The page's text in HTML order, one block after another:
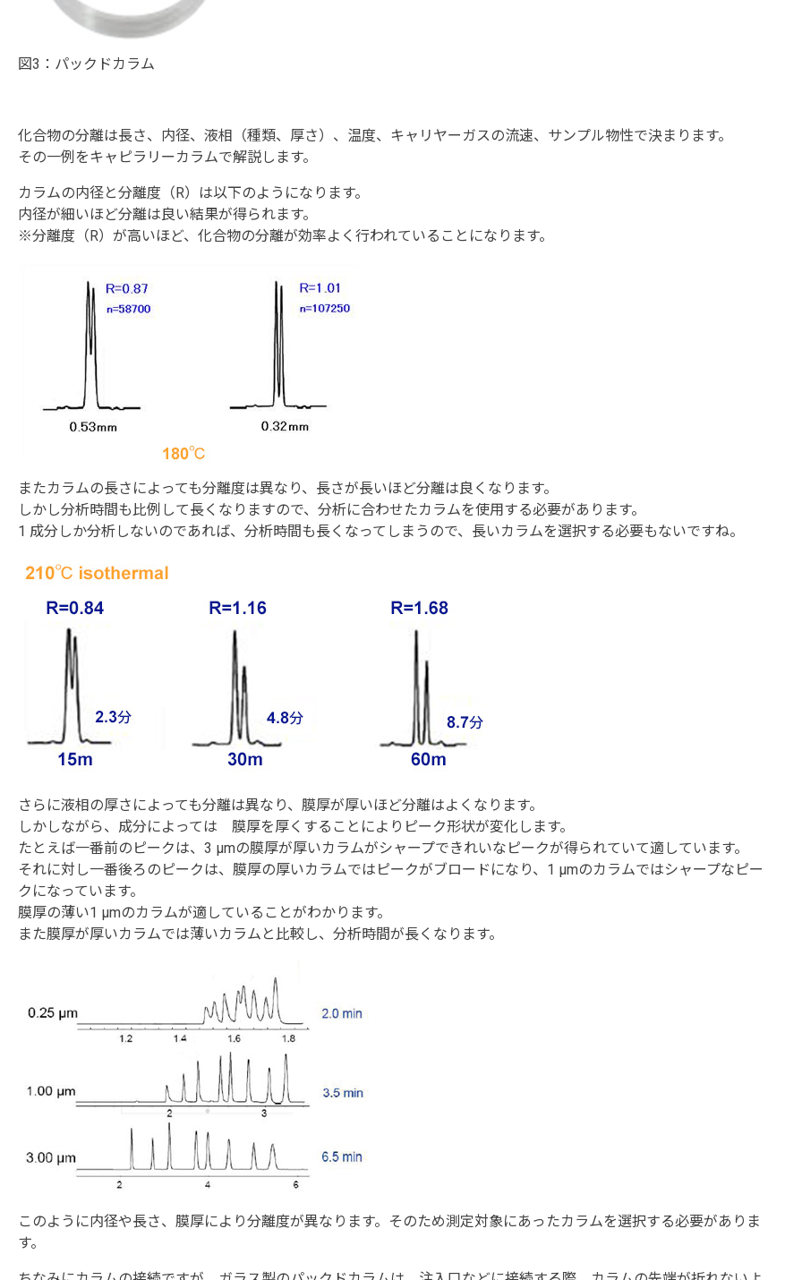
図3：パックドカラム
化合物の分離は長さ、内径、液相（種類、厚さ）、温度、キャリヤーガスの流速、サンプル物性で決まります。
その一例をキャピラリーカラムで解説します。
カラムの内径と分離度（R）は以下のようになります。
内径が細いほど分離は良い結果が得られます。
※分離度（R）が高いほど、化合物の分離が効率よく行われていることになります。
またカラムの長さによっても分離度は異なり、長さが長いほど分離は良くなります。
しかし分析時間も比例して長くなりますので、分析に合わせたカラムを使用する必要があります。
1 成分しか分析しないのであれば、分析時間も長くなってしまうので、長いカラムを選択する必要もないですね。
さらに液相の厚さによっても分離は異なり、膜厚が厚いほど分離はよくなります。
しかしながら、成分によっては 膜厚を厚くすることによりピーク形状が変化します。
たとえば一番前のピークは、3 μmの膜厚が厚いカラムがシャープできれいなピークが得られていて適しています。
それに対し一番後ろのピークは、膜厚の厚いカラムではピークがブロードになり、1 μmのカラムではシャープなピー
クになっています。
膜厚の薄い1 μmのカラムが適していることがわかります。
また膜厚が厚いカラムでは薄いカラムと比較し、分析時間が長くなります。
このように内径や長さ、膜厚により分離度が異なります。そのため測定対象にあったカラムを選択する必要がありま
す。